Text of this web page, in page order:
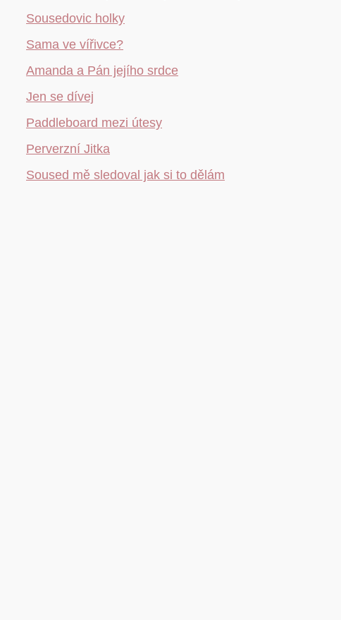
Sousedovic holky
Sama ve vířivce?
Amanda a Pán jejího srdce
Jen se dívej
Paddleboard mezi útesy
Perverzní Jitka
Soused mě sledoval jak si to dělám